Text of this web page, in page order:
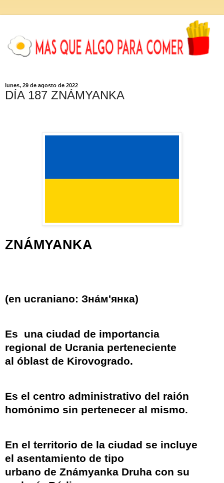
lunes, 29 de agosto de 2022
DÍA 187 ZNÁMYANKA
ZNÁMYANKA
(en ucraniano: Зна́м'янка)
Es una ciudad de importancia
regional de Ucrania perteneciente
al óblast de Kirovogrado.
Es el centro administrativo del raión
homónimo sin pertenecer al mismo.
En el territorio de la ciudad se incluye
el asentamiento de tipo
urbano de Známyanka Druha con su